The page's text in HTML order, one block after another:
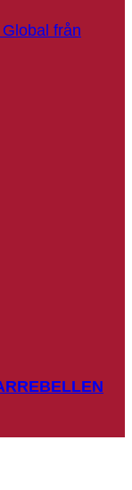
från